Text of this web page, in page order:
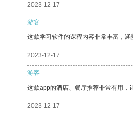
2023-12-17
游客
这款学习软件的课程内容非常丰富，
2023-12-17
游客
这款app的酒店、餐厅推荐非常有用，
2023-12-17